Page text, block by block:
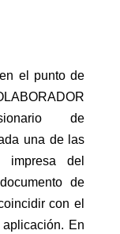
el punto de
de
una de las
del
de
con el
En